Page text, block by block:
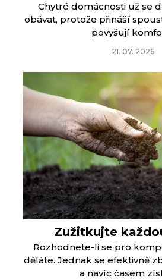
Chytré domácnosti už se
obávat, protože přináší
povyšují
21. 07. 2026
Zužitkujte
Rozhodnete-li se pro
děláte. Jednak se efektivně
a navíc časem